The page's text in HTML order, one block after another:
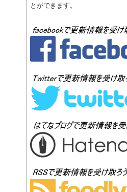
とができます。